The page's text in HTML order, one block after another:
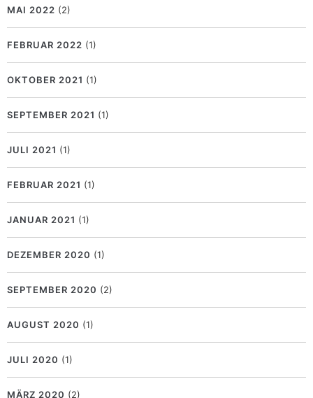
MAI 2022 (2)
FEBRUAR 2022 (1)
OKTOBER 2021 (1)
SEPTEMBER 2021 (1)
JULI 2021 (1)
FEBRUAR 2021 (1)
JANUAR 2021 (1)
DEZEMBER 2020 (1)
SEPTEMBER 2020 (2)
AUGUST 2020 (1)
JULI 2020 (1)
MÄRZ 2020 (2)